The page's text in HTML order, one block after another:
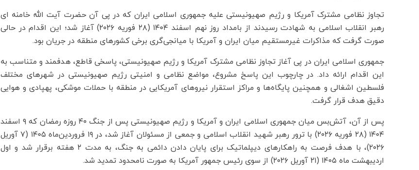
تجاوز نظامی مشترک آمریکا و رژیم صهیونیستی علیه جمهوری اسلامی ایران که در پی آن حضرت آیت الله خامنه ای
رهبر انقلاب اسلامی به شهادت رسیدند از بامداد روز نهم اسفند ۱۴۰۴ (۲۸ فوریه ۲۰۲۶) آغاز شد؛ این اقدام در حالی
صورت گرفت که مذاکرات غیرمستقیم میان ایران و آمریکا با میانجی‌گری برخی کشورهای منطقه در جریان بود.
جمهوری اسلامی ایران در پی آغاز تجاوز نظامی مشترک آمریکا و رژیم صهیونیستی، پاسخی قاطع، هدفمند و متناسب به
این اقدام ارائه داد. در چارچوب این پاسخ مشروع، مواضع نظامی و امنیتی رژیم صهیونیستی در شهرهای مختلف
فلسطین اشغالی و همچنین پایگاه‌ها و مراکز استقرار نیروهای آمریکایی در منطقه با حملات موشکی، پهپادی و هوایی
دقیق هدف قرار گرفت.
پس از آن، آتش‌بس میان جمهوری اسلامی ایران و آمریکا و رژیم صهیونیستی پس از جنگ ۴۰ روزه رمضان که ۹ اسفند
۱۴۰۴ (۲۸ فوریه ۲۰۲۶) با ترور رهبر شهید انقلاب اسلامی و جمعی از مسئولان آغاز شد، در ۱۹ فروردین‌ماه ۱۴۰۵ (۷ آوریل
۲۰۲۶)، با هدف فرصت به راهکارهای دیپلماتیک برای پایان دادن دائمی به جنگ، به مدت ۲ هفته برقرار شد و اول
اردیبهشت ماه ۱۴۰۵ (۲۱ آوریل ۲۰۲۶) از سوی رئیس جمهور آمریکا به صورت نامحدود تمدید شد.